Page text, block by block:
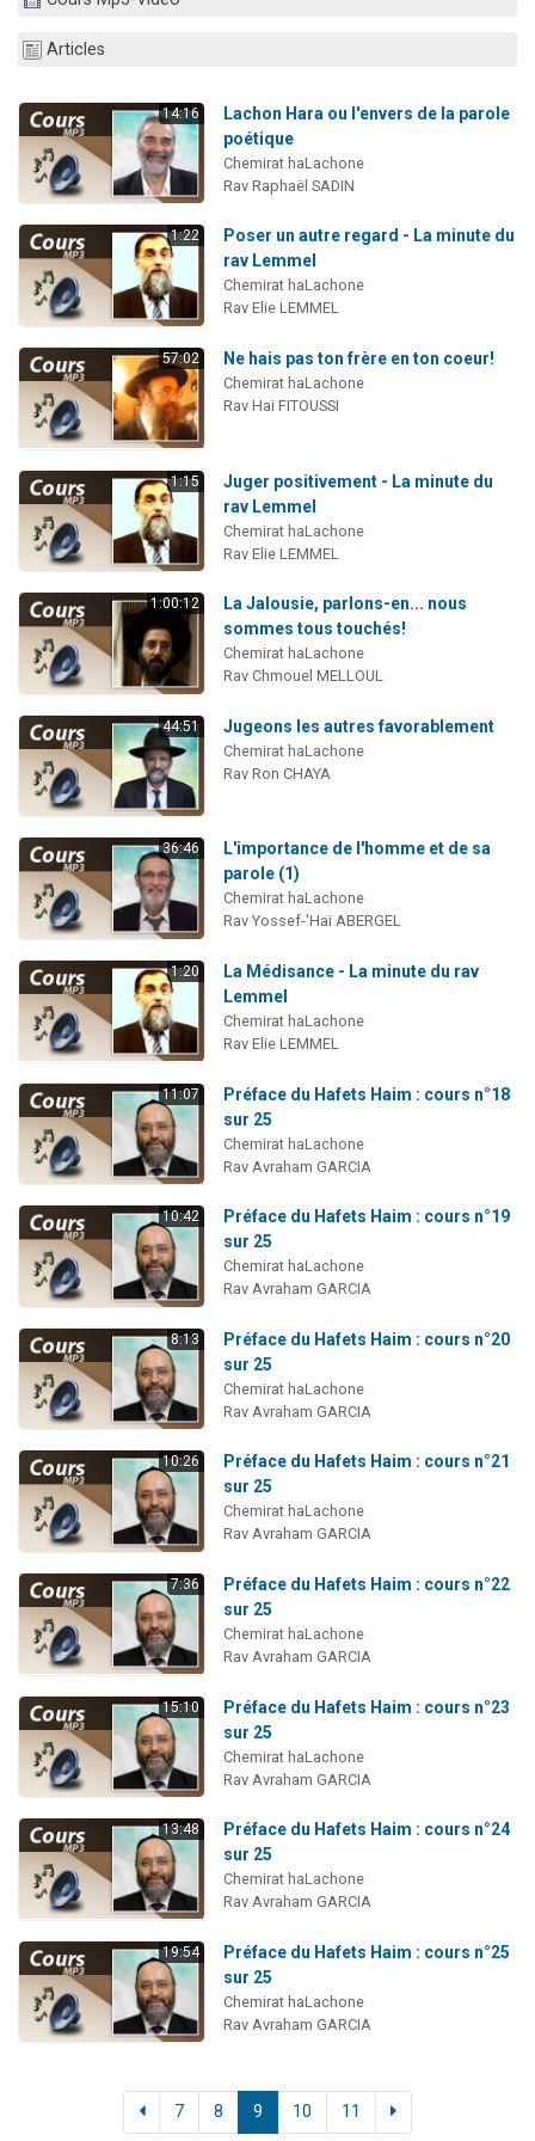
Nathaniel vient de donner son Maasser
Articles
14:16
Lachon Hara ou l'envers de la parole
poétique
Chemirat haLachone
Rav Raphaël SADIN
1:22
Poser un autre regard - La minute du
rav Lemmel
Chemirat haLachone
Rav Elie LEMMEL
57:02 Ne hais pas ton frère en ton coeur!
Chemirat haLachone
Rav Haï FITOUSSI
1:15
Juger positivement - La minute du
rav Lemmel
Chemirat haLachone
Rav Elie LEMMEL
1:00:12
La Jalousie, parlons-en... nous
sommes tous touchés!
Chemirat haLachone
Rav Chmouel MELLOUL
44:51 Jugeons les autres favorablement
Chemirat haLachone
Rav Ron CHAYA
36:46
L'importance de l'homme et de sa
parole (1)
Chemirat haLachone
Rav Yossef-'Haï ABERGEL
1:20
La Médisance - La minute du rav
Lemmel
Chemirat haLachone
Rav Elie LEMMEL
11:07
Préface du Hafets Haim : cours n°18
sur 25
Chemirat haLachone
Rav Avraham GARCIA
10:42
Préface du Hafets Haim : cours n°19
sur 25
Chemirat haLachone
Rav Avraham GARCIA
8:13
Préface du Hafets Haim : cours n°20
sur 25
Chemirat haLachone
Rav Avraham GARCIA
10:26
Préface du Hafets Haim : cours n°21
sur 25
Chemirat haLachone
Rav Avraham GARCIA
7:36
Préface du Hafets Haim : cours n°22
sur 25
Chemirat haLachone
Rav Avraham GARCIA
15:10
Préface du Hafets Haim : cours n°23
sur 25
Chemirat haLachone
Rav Avraham GARCIA
13:48
Préface du Hafets Haim : cours n°24
sur 25
Chemirat haLachone
Rav Avraham GARCIA
19:54
Préface du Hafets Haim : cours n°25
sur 25
Chemirat haLachone
Rav Avraham GARCIA
7 8 9 10 11